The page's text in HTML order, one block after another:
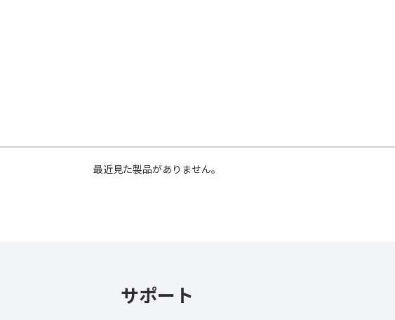
最近見た製品がありません。
サポート